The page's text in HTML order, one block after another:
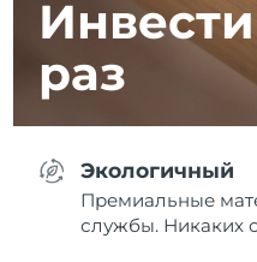
раз
Экологичный
Премиальные
службы. Никаких